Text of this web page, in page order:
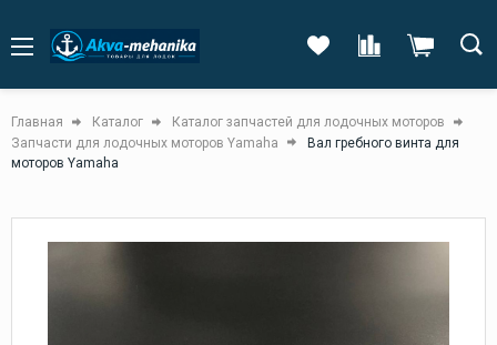
Главная Каталог
Каталог запчастей для лодочных моторов
Запчасти для лодочных моторов Yamaha
Вал гребного винта для
моторов Yamaha